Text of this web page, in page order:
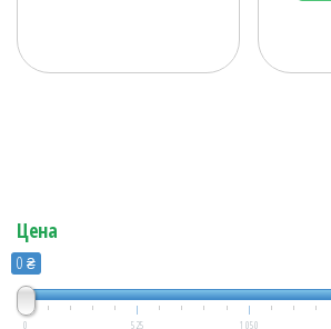
Цена
0 ₴
0 525 1 050